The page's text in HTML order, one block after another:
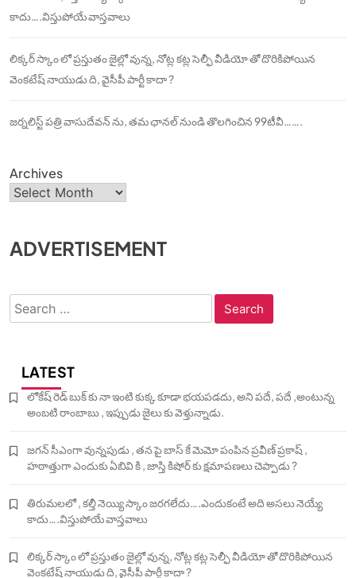
కాదు….విస్తుపోయే వాస్తవాలు
లిక్కర్ స్కాం లో ప్రస్తుతం జైల్లో వున్న, నోట్ల కట్ల సెల్ఫీ వీడియో తో దొరికిపోయిన
వెంకటేష్ నాయుడు ది, వైసీపీ పార్టీ కాదా ?
జర్నలిస్ట్ పత్రి వాసుదేవన్ ను, తమ ఛానల్ నుండి తొలగించిన 99టీవీ…….
Archives
ADVERTISEMENT
Search
for:
LATEST
లోకేష్ రెడ్ బుక్ కు నా ఇంటి కుక్క కూడా భయపడదు, అని పదే, పదే ,అంటున్న
అంబటి రాంబాబు , ఇప్పుడు జైలు కు వెళ్తున్నాడు.
జగన్ సీఎంగా వున్నపుడు , తన పై బాస్ కే మెమో పంపిన ప్రవీణ్ ప్రకాష్ ,
హఠాత్తుగా ఎందుకు ఏబివి కి , జాస్తి కిషోర్ కు క్షమాపణలు చెప్పాడు ?
తిరుమలలో , కల్తీ నెయ్యి స్కాం జరగలేదు….ఎందుకంటే అది అసలు నెయ్యే
కాదు….విస్తుపోయే వాస్తవాలు
లిక్కర్ స్కాం లో ప్రస్తుతం జైల్లో వున్న, నోట్ల కట్ల సెల్ఫీ వీడియో తో దొరికిపోయిన
వెంకటేష్ నాయుడు ది, వైసీపీ పార్టీ కాదా ?